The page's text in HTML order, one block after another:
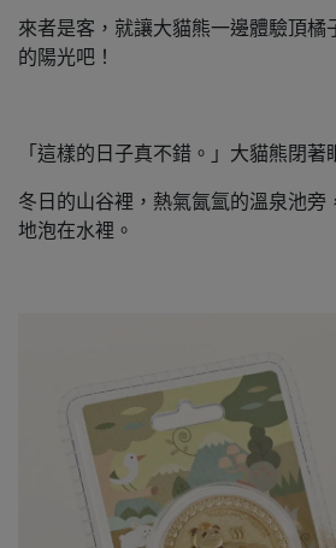
來者是客，就讓大貓熊一邊體驗頂橘
的陽光吧！
「這樣的日子真不錯。」大貓熊閉著
冬日的山谷裡，熱氣氤氳的溫泉池旁
地泡在水裡。